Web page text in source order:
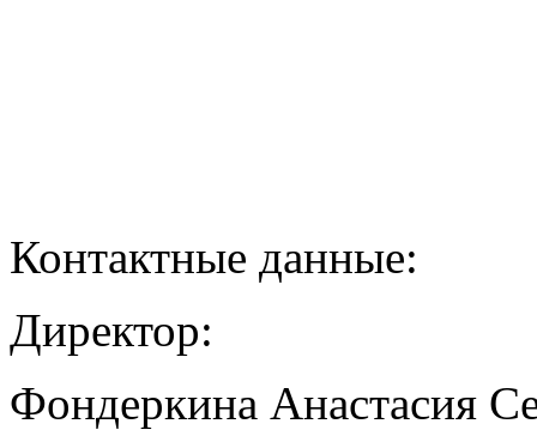
Контактные данные:
Директор:
Фондеркина Анастасия